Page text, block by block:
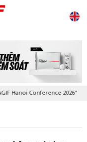
Hanoi Conference 2026"